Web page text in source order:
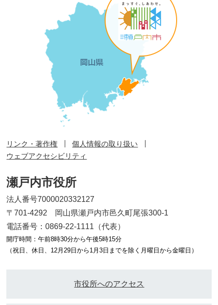
リンク・著作権
個人情報の取り扱い
ウェブアクセシビリティ
瀬戸内市役所
法人番号7000020332127
〒701-4292 岡山県瀬戸内市邑久町尾張300-1
電話番号：0869-22-1111（代表）
開庁時間：午前8時30分から午後5時15分
（祝日、休日、12月29日から1月3日までを除く月曜日から金曜日）
市役所へのアクセス